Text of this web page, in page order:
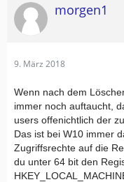
morgen1
9. März 2018
Wenn nach dem
immer noch auftaucht,
users offenichtlich der
Das ist bei W10 immer
Zugriffsrechte auf die R
du unter 64 bit den R
HKEY LOCAL